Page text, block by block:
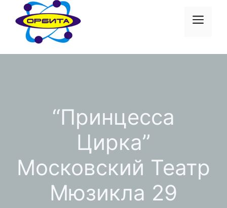
Перейти
содержимому
Меню
“Принцесса
Цирка”
Московский Театр
Мюзикла 29